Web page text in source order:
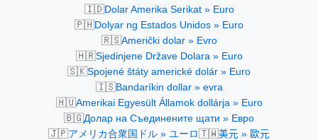
🇮🇩Dolar Amerika Serikat » Euro
🇵🇭Dolyar ng Estados Unidos » Euro
🇷🇸Američki dolar » Evro
🇭🇷Sjedinjene Države Dolara » Euro
🇸🇰Spojené štáty americké dolár » Euro
🇮🇸Bandaríkin dollar » evra
🇭🇺Amerikai Egyesült Államok dollárja » Euro
🇧🇬Долар на Съединените щати » Евро
🇯🇵アメリカ合衆国ドル » ユーロ🇹🇼美元 » 歐元